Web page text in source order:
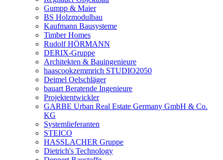
Gumpp & Maier
BS Holzmodulbau
Kaufmann Bausysteme
Timber Homes
Rudolf HÖRMANN
DERIX-Gruppe
Architekten & Bauingenieure
haascookzemmrich STUDIO2050
Deimel Oelschläger
bauart Beratende Ingenieure
Projektentwickler
GARBE Urban Real Estate Germany GmbH & Co.
KG
Systemlieferanten
STEICO
HASSLACHER Gruppe
Dietrich's Technology